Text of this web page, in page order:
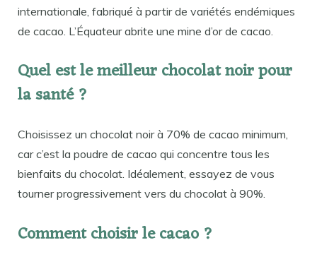
internationale, fabriqué à partir de variétés endémiques
de cacao. L’Équateur abrite une mine d’or de cacao.
Quel est le meilleur chocolat noir pour
la santé ?
Choisissez un chocolat noir à 70% de cacao minimum,
car c’est la poudre de cacao qui concentre tous les
bienfaits du chocolat. Idéalement, essayez de vous
tourner progressivement vers du chocolat à 90%.
Comment choisir le cacao ?